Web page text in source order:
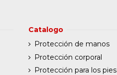
Catalogo
Protección de manos
Protección corporal
Protección para los pies